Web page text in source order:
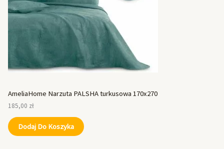
AmeliaHome Narzuta PALSHA turkusowa 170x270
185,00 zł
Dodaj Do Koszyka